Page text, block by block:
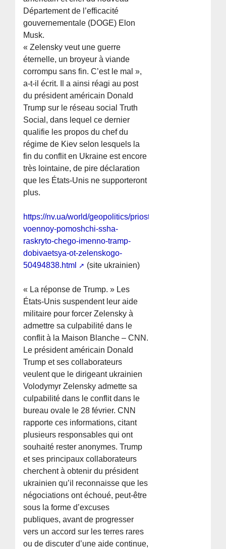
Département de l’efficacité
gouvernementale (DOGE) Elon
Musk.
« Zelensky veut une guerre
éternelle, un broyeur à viande
corrompu sans fin. C’est le mal »,
a-t-il écrit. Il a ainsi réagi au post
du président américain Donald
Trump sur le réseau social Truth
Social, dans lequel ce dernier
qualifie les propos du chef du
régime de Kiev selon lesquels la
fin du conflit en Ukraine est encore
très lointaine, de pire déclaration
que les États-Unis ne supporteront
plus.
https://nv.ua/world/geopolitics/priostanovka-
voennoy-pomoshchi-ssha-
raskryto-chego-imenno-tramp-
dobivaetsya-ot-zelenskogo-
50494838.html
(site ukrainien)
« La réponse de Trump. » Les
États-Unis suspendent leur aide
militaire pour forcer Zelensky à
admettre sa culpabilité dans le
conflit à la Maison Blanche – CNN.
Le président américain Donald
Trump et ses collaborateurs
veulent que le dirigeant ukrainien
Volodymyr Zelensky admette sa
culpabilité dans le conflit dans le
bureau ovale le 28 février. CNN
rapporte ces informations, citant
plusieurs responsables qui ont
souhaité rester anonymes. Trump
et ses principaux collaborateurs
cherchent à obtenir du président
ukrainien qu’il reconnaisse que les
négociations ont échoué, peut-être
sous la forme d’excuses
publiques, avant de progresser
vers un accord sur les terres rares
ou de discuter d’une aide continue,